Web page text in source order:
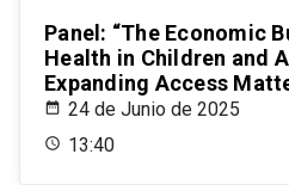
Panel: “The Economic
Health in Children and
Expanding Access
24 de Junio de 2025
13:40